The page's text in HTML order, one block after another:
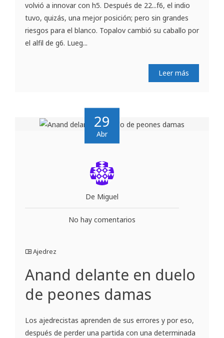
volvió a innovar con h5. Después de 22...f6, el indio
tuvo, quizás, una mejor posición; pero sin grandes
riesgos para el blanco. Topalov cambió su caballo por
el alfil de g6. Lueg...
Leer más
29
Abr
De Miguel
No hay comentarios
Ajedrez
Anand delante en duelo
de peones damas
Los ajedrecistas aprenden de sus errores y por eso,
después de perder una partida con una determinada